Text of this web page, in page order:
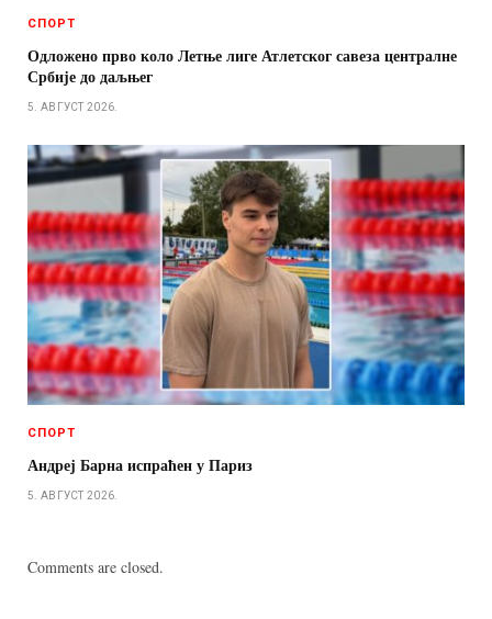
СПОРТ
Одложено прво коло Летње лиге Атлетског савеза централне
Србије до даљњег
5. АВГУСТ 2026.
СПОРТ
Андреј Барна испраћен у Париз
5. АВГУСТ 2026.
Comments are closed.